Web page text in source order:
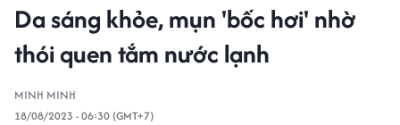
Da sáng khỏe, mụn 'bốc hơi' nhờ
thói quen tắm nước lạnh
MINH MINH
18/08/2023 - 06:30 (GMT+7)